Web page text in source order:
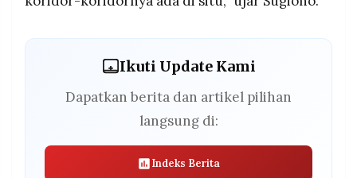
Ikuti Update Kami
Dapatkan berita dan artikel pilihan
langsung di:
Indeks Berita